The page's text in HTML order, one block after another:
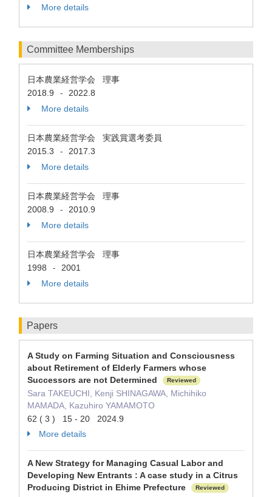
More details
Committee Memberships
日本農業経営学会 理事
2018.9
-
2022.8
More details
日本農業経営学会 実践賞選考委員
2015.3
-
2017.3
More details
日本農業経営学会 理事
2008.9
-
2010.9
More details
日本農業経営学会 理事
1998
-
2001
More details
Papers
A Study on Farming Situation and Consciousness
about Retirement of Elderly Farmers whose
Successors are not Determined
Reviewed
Sara TAKEUCHI, Kenji SHINAGAWA, Michihiko
MAMADA, Kazuhiro YAMAMOTO
62 ( 3 ) 15 - 20 2024.9
More details
A New Strategy for Managing Casual Labor and
Developing New Entrants : A case study in a Citrus
Producing District in Ehime Prefecture
Reviewed